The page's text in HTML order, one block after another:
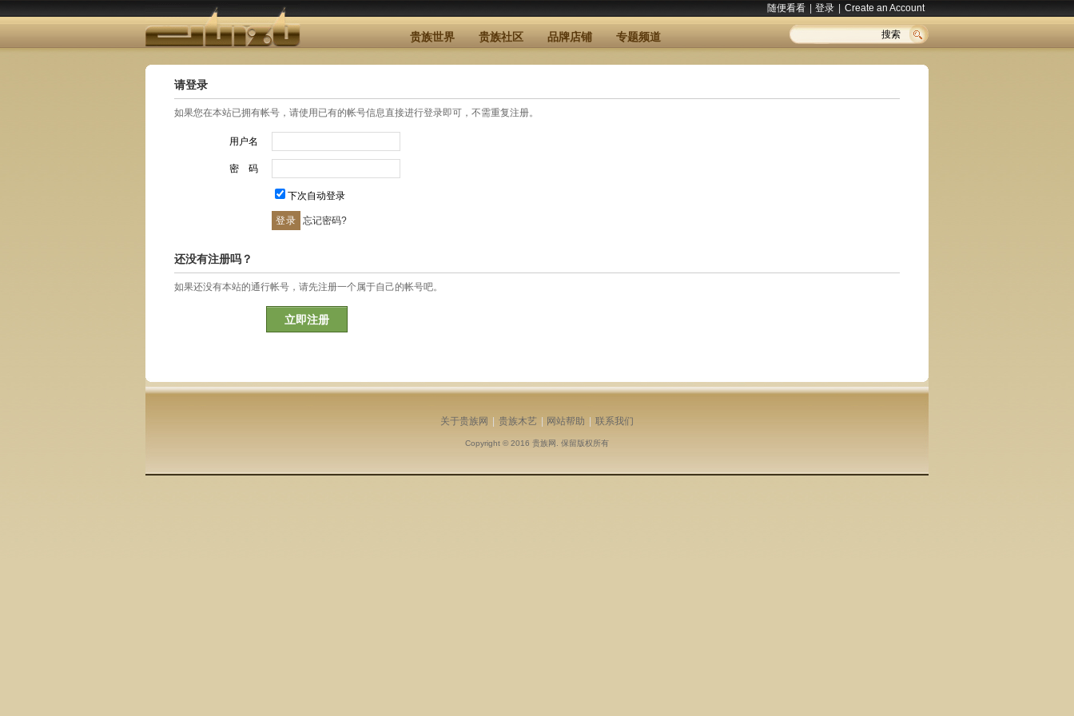
搜索
随便看看 登录 Create an Account
贵族世界 贵族社区 品牌店铺 专题频道
请登录
如果您在本站已拥有帐号，请使用已有的帐号信息直接进行登录即可，不需重复注册。
用户名
密 码
下次自动登录
忘记密码?
还没有注册吗？
如果还没有本站的通行帐号，请先注册一个属于自己的帐号吧。
立即注册
关于贵族网 贵族木艺 网站帮助 联系我们
Copyright © 2016 贵族网 . 保留版权所有